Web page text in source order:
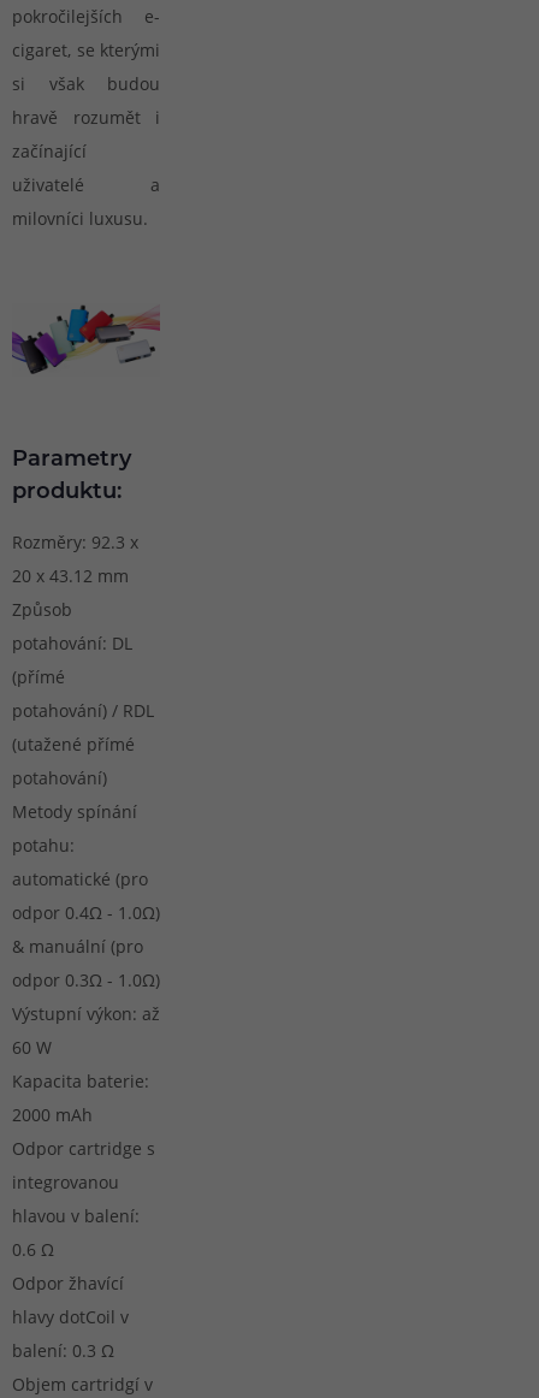
pokročilejších e-
cigaret, se kterými
si však budou
hravě rozumět i
začínající
uživatelé a
milovníci luxusu.
Parametry
produktu:
Rozměry: 92.3 x
20 x 43.12 mm
Způsob
potahování: DL
(přímé
potahování) / RDL
(utažené přímé
potahování)
Metody spínání
potahu:
automatické (pro
odpor 0.4Ω - 1.0Ω)
& manuální (pro
odpor 0.3Ω - 1.0Ω)
Výstupní výkon: až
60 W
Kapacita baterie:
2000 mAh
Odpor cartridge s
integrovanou
hlavou v balení:
0.6 Ω
Odpor žhavící
hlavy dotCoil v
balení: 0.3 Ω
Objem cartridgí v